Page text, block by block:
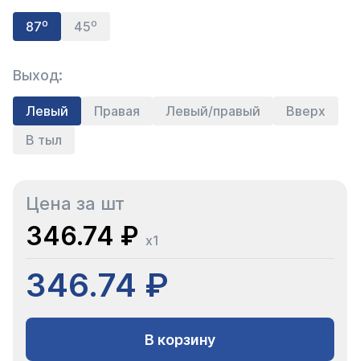
87⁰ 45⁰
Выход:
Левый Правая Левый/правый
Вверх
В тыл
Цена за шт
346.74 ₽ x1
346.74 ₽
В корзину